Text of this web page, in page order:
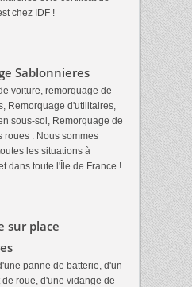
chez IDF !
Sablonnieres
voiture, remorquage de
Remorquage d'utilitaires,
sous-sol, Remorquage de
roues : Nous sommes
les situations à
dans toute l'Île de France !
sur place
panne de batterie, d'un
roue, d'une vidange de